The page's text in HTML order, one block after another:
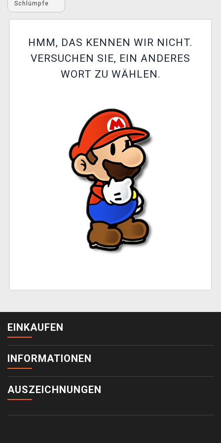
XZONE CLUB
Schlümpfe
HMM, DAS KENNEN WIR NICHT.
VERSUCHEN SIE, EIN ANDERES
WORT ZU WÄHLEN.
EINKAUFEN
INFORMATIONEN
AUSZEICHNUNGEN